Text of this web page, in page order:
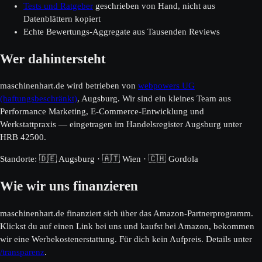
Tests und Ratgeber geschrieben von Hand, nicht aus
Datenblättern kopiert
Echte Bewertungs-Aggregate aus Tausenden Reviews
Wer dahintersteht
maschinenhart.de wird betrieben von webpowers UG
(haftungsbeschränkt), Augsburg. Wir sind ein kleines Team aus
Performance Marketing, E-Commerce-Entwicklung und
Werkstattpraxis — eingetragen im Handelsregister Augsburg unter
HRB 42500.
Standorte: 🇩🇪 Augsburg · 🇦🇹 Wien · 🇨🇭 Gordola
Wie wir uns finanzieren
maschinenhart.de finanziert sich über das Amazon-Partnerprogramm.
Klickst du auf einen Link bei uns und kaufst bei Amazon, bekommen
wir eine Werbekostenerstattung. Für dich kein Aufpreis. Details unter
/transparenz.